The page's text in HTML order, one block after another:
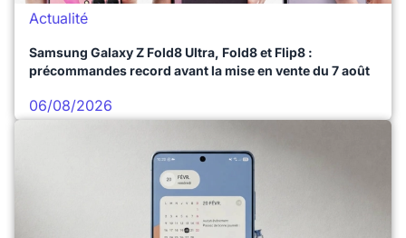
Actualité
Samsung Galaxy Z Fold8 Ultra, Fold8 et Flip8 :
précommandes record avant la mise en vente du 7 août
06/08/2026